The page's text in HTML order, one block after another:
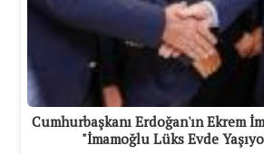
Cumhurbaşkanı Erdoğan'ın Ekrem
"İmamoğlu Lüks Evde